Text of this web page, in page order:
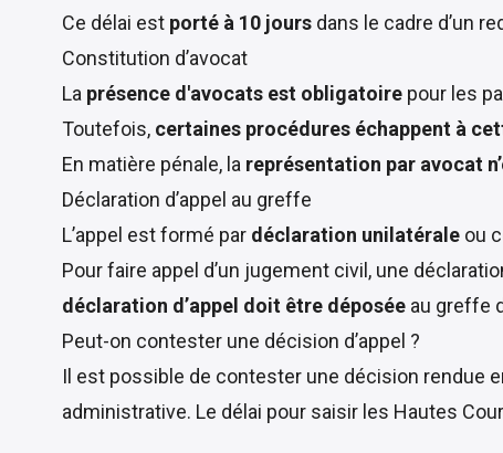
Ce délai est porté à 10 jours dans le cadre d’un
Constitution d’avocat
La présence d'avocats est obligatoire pour les
Toutefois, certaines procédures échappent à
En matière pénale, la représentation par avocat
Déclaration d’appel au greffe
L’appel est formé par déclaration unilatérale ou
Pour faire appel d’un jugement civil, une
déclaration d’appel doit être déposée au greffe
Peut-on contester une décision d’appel ?
Il est possible de contester une décision rendue
administrative. Le délai pour saisir les Hautes